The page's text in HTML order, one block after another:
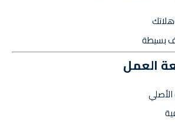
بسيطة
العمل